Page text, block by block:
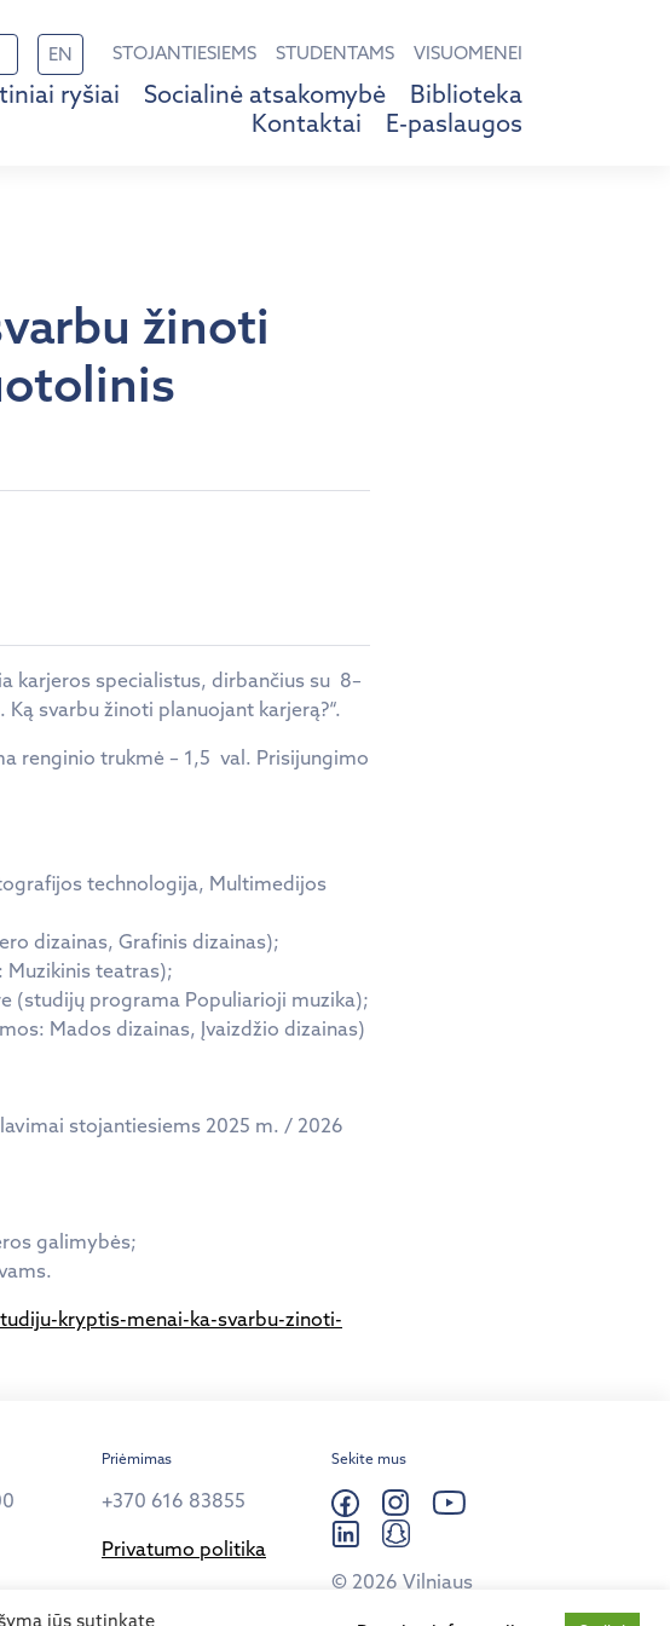
EN STOJANTIESIEMS STUDENTAMS VISUOMENEI
ryšiai Socialinė atsakomybė
Biblioteka
Kontaktai
E-paslaugos
žinoti
karjeros specialistus, dirbančius su 8–
svarbu žinoti planuojant karjerą?“.
renginio trukmė – 1,5 val. Prisijungimo
technologija, Multimedijos
dizainas, Grafinis dizainas);
teatras);
(studijų programa Populiarioji muzika);
Mados dizainas, Įvaizdžio dizainas)
stojantiesiems 2025 m. / 2026
galimybės;
kryptis-menai-ka-svarbu-zinoti-
Priėmimas
+370 616 83855
Privatumo politika
Sekite mus
© 2026 Vilniaus
jūs sutinkate